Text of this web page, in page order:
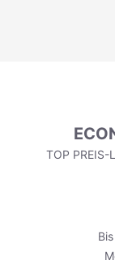
TOP PREIS-